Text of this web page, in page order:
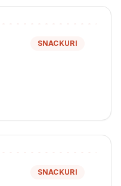
SNACKURI
SNACKURI